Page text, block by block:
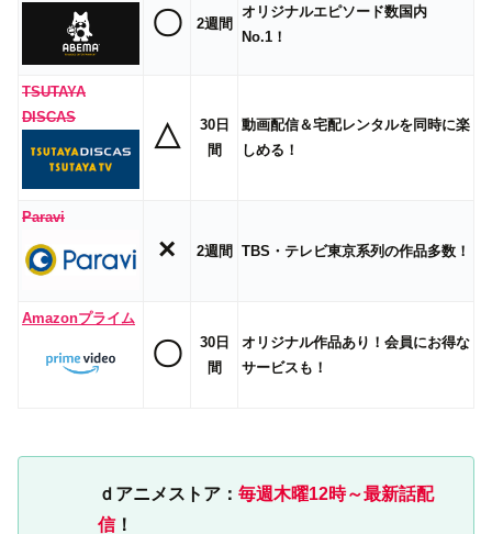
〇 2週間
オリジナルエピソード数国内
No.1！
TSUTAYA
DISCAS
△
30日
間
動画配信＆宅配レンタルを同時に楽
しめる！
Paravi
× 2週間 TBS・テレビ東京系列の作品多数！
Amazonプライム
〇
30日
間
オリジナル作品あり！会員にお得な
サービスも！
ｄアニメストア： 毎週木曜12時～最新話配
信！